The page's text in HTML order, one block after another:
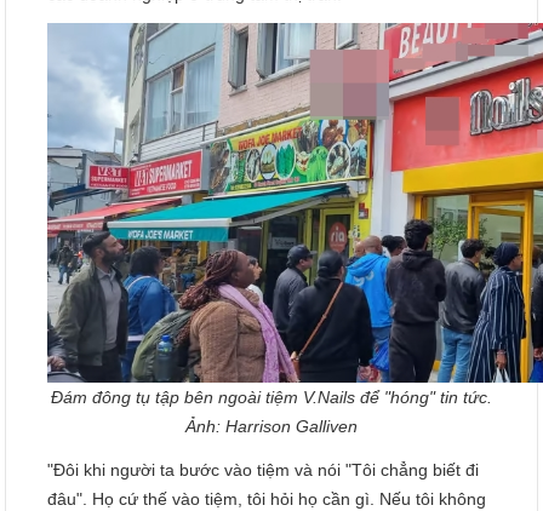
Đám đông tụ tập bên ngoài tiệm V.Nails để "hóng" tin tức.
Ảnh: Harrison Galliven
"Đôi khi người ta bước vào tiệm và nói "Tôi chẳng biết đi
đâu". Họ cứ thế vào tiệm, tôi hỏi họ cần gì. Nếu tôi không